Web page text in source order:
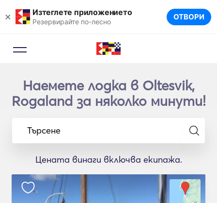
× Изтеглете приложението
Резервирайте по-лесно ОТВОРИ
Наемете лодка в Oltesvik,
Rogaland за няколко минути!
Търсене
Цената винаги включва екипажа.